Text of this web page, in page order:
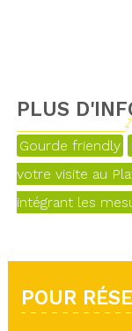
PLUS
Gourde friendly
votre visite au
intégrant les
POUR